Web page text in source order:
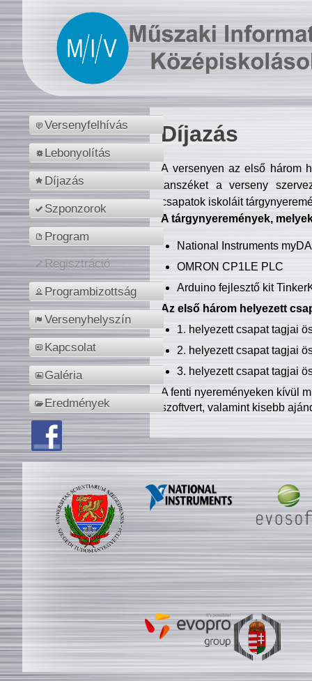
Versenyfelhívás
Lebonyolítás
Díjazás
Szponzorok
Program
Regisztráció
Programbizottság
Versenyhelyszín
Kapcsolat
Galéria
Eredmények
Díjazás
A versenyen az első három
tanszéket a verseny
csapatok iskoláit
A tárgynyeremények,
National Instruments
OMRON CP1LE PLC
Arduino fejlesztő kit
Az első három helyezett
1. helyezett csapat tagjai
2. helyezett csapat tagjai
3. helyezett csapat tagjai
A fenti nyereményeken kívül
szoftvert, valamint kisebb